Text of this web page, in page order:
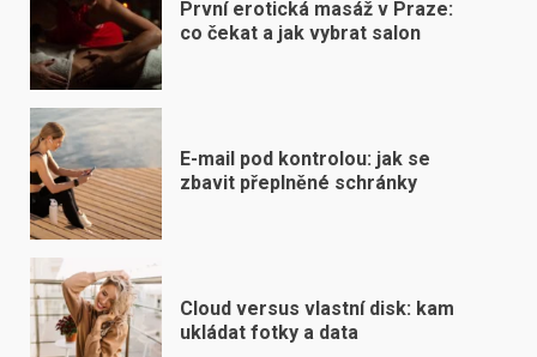
První erotická masáž v Praze:
co čekat a jak vybrat salon
E-mail pod kontrolou: jak se
zbavit přeplněné schránky
Cloud versus vlastní disk: kam
ukládat fotky a data